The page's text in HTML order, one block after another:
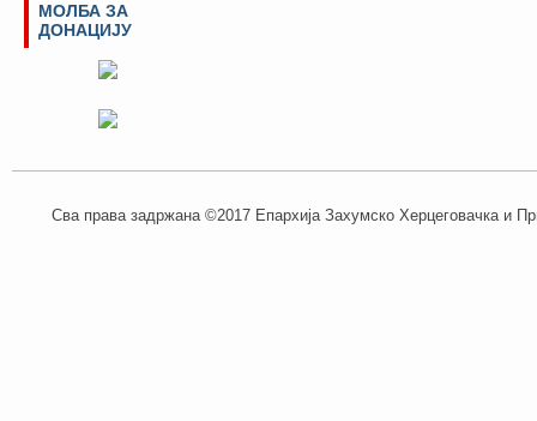
МОЛБА ЗА
ДОНАЦИЈУ
Сва права задржана ©2017 Епархија Захумско Херцеговачка и